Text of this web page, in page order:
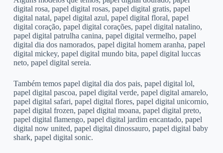
digital rosa, papel digital rosas, papel digital gratis, papel
digital natal, papel digital azul, papel digital floral, papel
digital coração, papel digital corações, papel digital natalino,
papel digital patrulha canina, papel digital vermelho, papel
digital dia dos namorados, papel digital homem aranha, papel
digital mickey, papel digital mundo bita, papel digital luccas
neto, papel digital sereia.
Também temos papel digital dia dos pais, papel digital lol,
papel digital pascoa, papel digital verde, papel digital amarelo,
papel digital safari, papel digital flores, papel digital unicornio,
papel digital frozen, papel digital moana, papel digital preto,
papel digital flamengo, papel digital jardim encantado, papel
digital now united, papel digital dinossauro, papel digital baby
shark, papel digital sonic.